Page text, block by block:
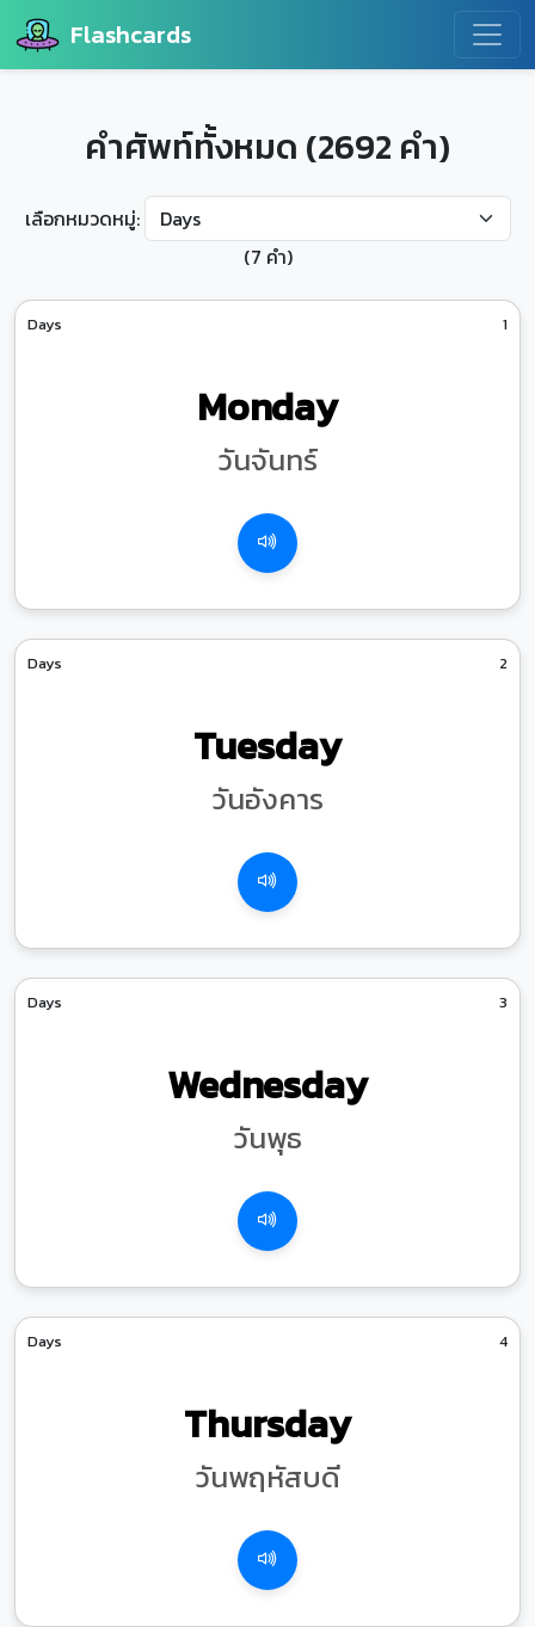
Flashcards
คำศัพท์ทั้งหมด (2692 คำ)
เลือกหมวดหมู่:
(7 คำ)
Days 1
Monday
วันจันทร์
Days 2
Tuesday
วันอังคาร
Days 3
Wednesday
วันพุธ
Days 4
Thursday
วันพฤหัสบดี